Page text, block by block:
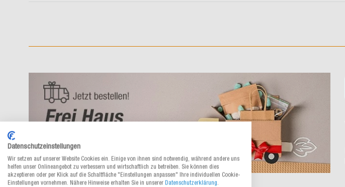
Datenschutzeinstellungen
Wir setzen auf unserer Website Cookies ein. Einige von ihnen sind notwendig, während andere uns
helfen unser Onlineangebot zu verbessern und wirtschaftlich zu betreiben. Sie können dies
akzeptieren oder per Klick auf die Schaltfläche "Einstellungen anpassen" Ihre individuellen Cookie-
Einstellungen vornehmen. Nähere Hinweise erhalten Sie in unserer Datenschutzerklärung.